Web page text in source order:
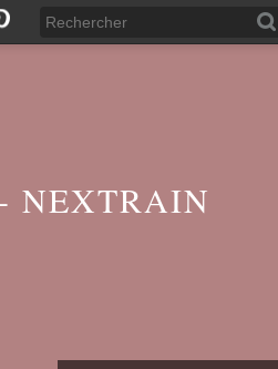
NEXTRAIN